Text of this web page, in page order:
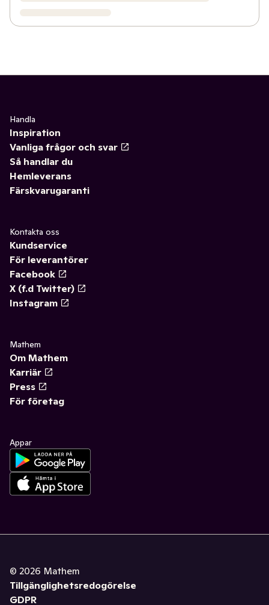
Handla
Inspiration
Vanliga frågor och svar
Så handlar du
Hemleverans
Färskvarugaranti
Kontakta oss
Kundservice
För leverantörer
Facebook
X (f.d Twitter)
Instagram
Mathem
Om Mathem
Karriär
Press
För företag
Appar
© 2026 Mathem
Tillgänglighetsredogörelse
GDPR